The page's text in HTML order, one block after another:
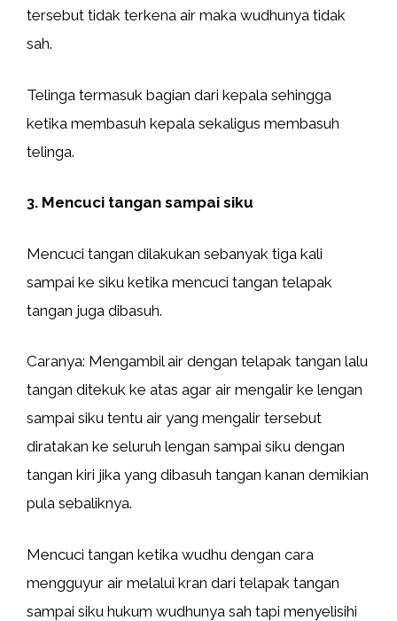
tersebut tidak terkena air maka wudhunya tidak
sah.
Telinga termasuk bagian dari kepala sehingga
ketika membasuh kepala sekaligus membasuh
telinga.
3. Mencuci tangan sampai siku
Mencuci tangan dilakukan sebanyak tiga kali
sampai ke siku ketika mencuci tangan telapak
tangan juga dibasuh.
Caranya: Mengambil air dengan telapak tangan lalu
tangan ditekuk ke atas agar air mengalir ke lengan
sampai siku tentu air yang mengalir tersebut
diratakan ke seluruh lengan sampai siku dengan
tangan kiri jika yang dibasuh tangan kanan demikian
pula sebaliknya.
Mencuci tangan ketika wudhu dengan cara
mengguyur air melalui kran dari telapak tangan
sampai siku hukum wudhunya sah tapi menyelisihi